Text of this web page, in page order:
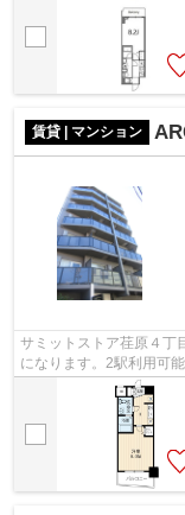
賃貸 | マンション
サミットストア荏原４丁
になります。2駅利用可
件です。03-5767-7488